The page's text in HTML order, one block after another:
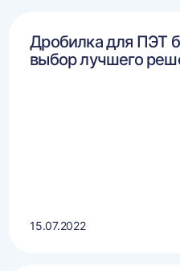
Дробилка для ПЭТ
выбор лучшего
15.07.2022